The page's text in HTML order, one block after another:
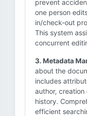
prevent
one person
in/check-out
This system
concurrent
3. Metadata
about the
includes
author,
history.
efficient